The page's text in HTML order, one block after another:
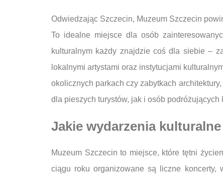
Odwiedzając Szczecin, Muzeum Szczecin
To idealne miejsce dla osób
kulturalnym każdy znajdzie coś dla siebie –
lokalnymi artystami oraz instytucjami
okolicznych parkach czy zabytkach
dla pieszych turystów, jak i osób podróżujących
Jakie wydarzenia
Muzeum Szczecin to miejsce, które tętni
ciągu roku organizowane są liczne koncerty,